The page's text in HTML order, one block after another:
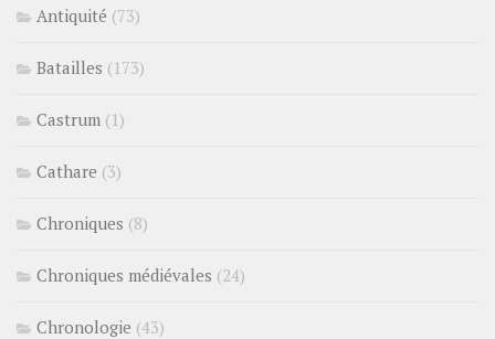
Antiquité (73)
Batailles (173)
Castrum (1)
Cathare (3)
Chroniques (8)
Chroniques médiévales (24)
Chronologie (43)